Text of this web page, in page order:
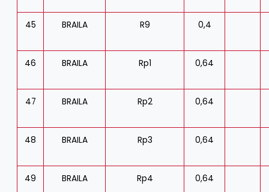
45 BRAILA R9 0,4
46 BRAILA Rp1 0,64
47 BRAILA Rp2 0,64
48 BRAILA Rp3 0,64
49 BRAILA Rp4 0,64